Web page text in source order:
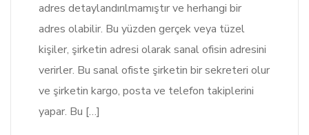
adres detaylandırılmamıştır ve herhangi bir
adres olabilir. Bu yüzden gerçek veya tüzel
kişiler, şirketin adresi olarak sanal ofisin adresini
verirler. Bu sanal ofiste şirketin bir sekreteri olur
ve şirketin kargo, posta ve telefon takiplerini
yapar. Bu […]